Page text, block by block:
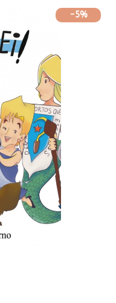
-5%